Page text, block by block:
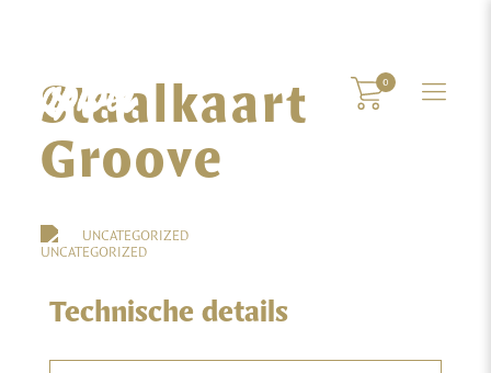
0
Staalkaart
Groove
UNCATEGORIZED
Technische details